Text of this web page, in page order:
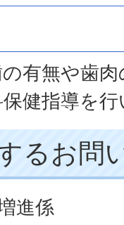
有無や歯
健指導を
るお問
進係